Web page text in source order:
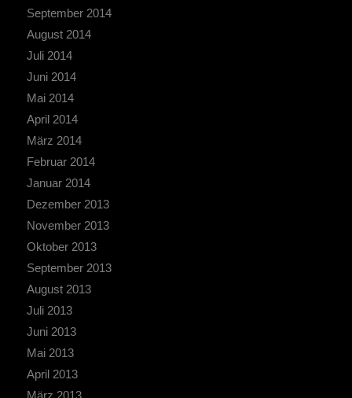
September 2014
August 2014
Juli 2014
Juni 2014
Mai 2014
April 2014
März 2014
Februar 2014
Januar 2014
Dezember 2013
November 2013
Oktober 2013
September 2013
August 2013
Juli 2013
Juni 2013
Mai 2013
April 2013
März 2013